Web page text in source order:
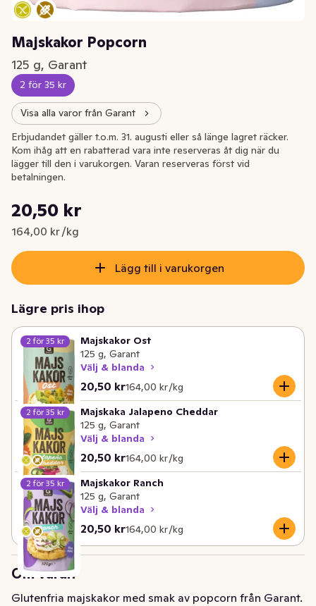
Majskakor Popcorn
125 g, Garant
2 för 35 kr
Visa alla varor från Garant
Nuvarande pris är: 20,50 kr
20,50 kr
164,00 kr /kg
Styckpris: 164,00 kr /kg
Erbjudandet gäller t.o.m. 31. augusti eller så länge lagret räcker.
Kom ihåg att en rabatterad vara inte reserveras åt dig när du
lägger till den i varukorgen. Varan reserveras först vid
betalningen.
Lägg till i varukorgen
Lägre pris ihop
2 för 35 kr
Majskakor Ost
125 g, Garant
Välj & blanda
20,50 kr
Nuvarande pris är: 20,50 kr
164,00 kr /kg
Styckpris: 164,00 kr /kg
2 för 35 kr
Majskaka Jalapeno Cheddar
125 g, Garant
Välj & blanda
20,50 kr
Nuvarande pris är: 20,50 kr
164,00 kr /kg
Styckpris: 164,00 kr /kg
2 för 35 kr
Majskakor Ranch
125 g, Garant
Välj & blanda
20,50 kr
Nuvarande pris är: 20,50 kr
164,00 kr /kg
Styckpris: 164,00 kr /kg
Om varan
Glutenfria majskakor med smak av popcorn från Garant.